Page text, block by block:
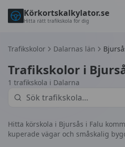
Körkortskalkylator.se
Hitta rätt trafikskola för dig
Trafikskolor Dalarnas län
Trafikskolor i
1 trafikskola i Dalarna
Hitta körskola i Bjursås i Falu
kuperade vägar och småskalig